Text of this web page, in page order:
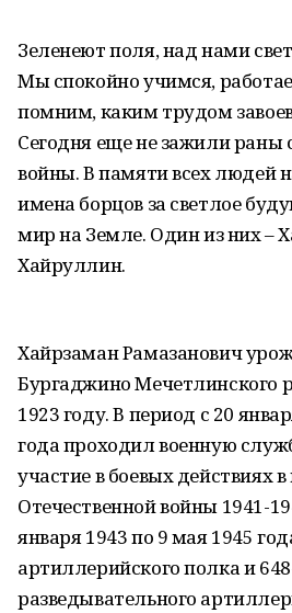
Зеленеют поля, над нами
Мы спокойно учимся,
помним, каким трудом
Сегодня еще не зажили
войны. В памяти всех людей
имена борцов за светлое
мир на Земле. Один из них –
Хайруллин.
Хайрзаман Рамазанович
Бургаджино Мечетлинского
1923 году. В период с 20
года проходил военную
участие в боевых действиях
Отечественной войны 1941-
января 1943 по 9 мая 1945
артиллерийского полка и
разведывательного